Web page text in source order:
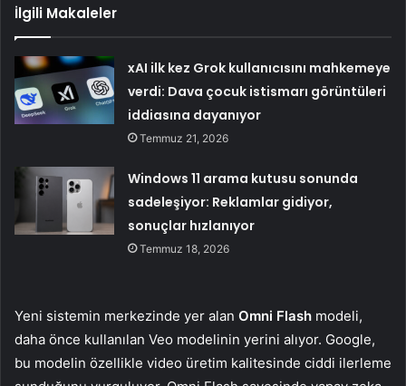
İlgili Makaleler
xAI ilk kez Grok kullanıcısını mahkemeye
verdi: Dava çocuk istismarı görüntüleri
iddiasına dayanıyor
Temmuz 21, 2026
Windows 11 arama kutusu sonunda
sadeleşiyor: Reklamlar gidiyor,
sonuçlar hızlanıyor
Temmuz 18, 2026
Yeni sistemin merkezinde yer alan Omni Flash modeli,
daha önce kullanılan Veo modelinin yerini alıyor. Google,
bu modelin özellikle video üretim kalitesinde ciddi ilerleme